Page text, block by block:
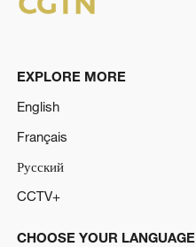
EXPLORE MORE
English
Français
Русский
CCTV+
CHOOSE YOUR LANGUAGE